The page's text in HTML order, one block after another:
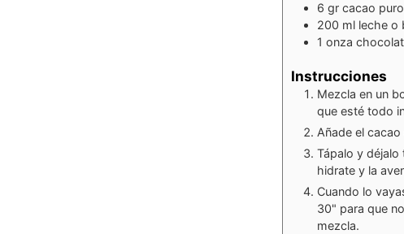
6 gr cacao
200 ml leche o
1 onza
Instrucciones
Mezcla en un
que esté todo
Añade el
Tápalo y
hidrate y la
Cuando lo
30" para que
mezcla.